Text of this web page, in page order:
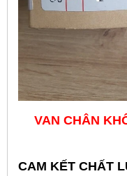
VAN CHÂN
CAM KẾT CHẤT